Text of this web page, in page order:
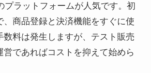
プラットフォームが人気です。初
、商品登録と決済機能をすぐに使
数料は発生しますが、テスト販売
営であればコストを抑えて始めら